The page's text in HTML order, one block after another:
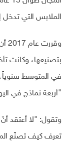
الملابس التي تدخل
بتصنيعها، وكانت
في المتوسط
"أربعة نماذج في
تعرف كيف تصنّع